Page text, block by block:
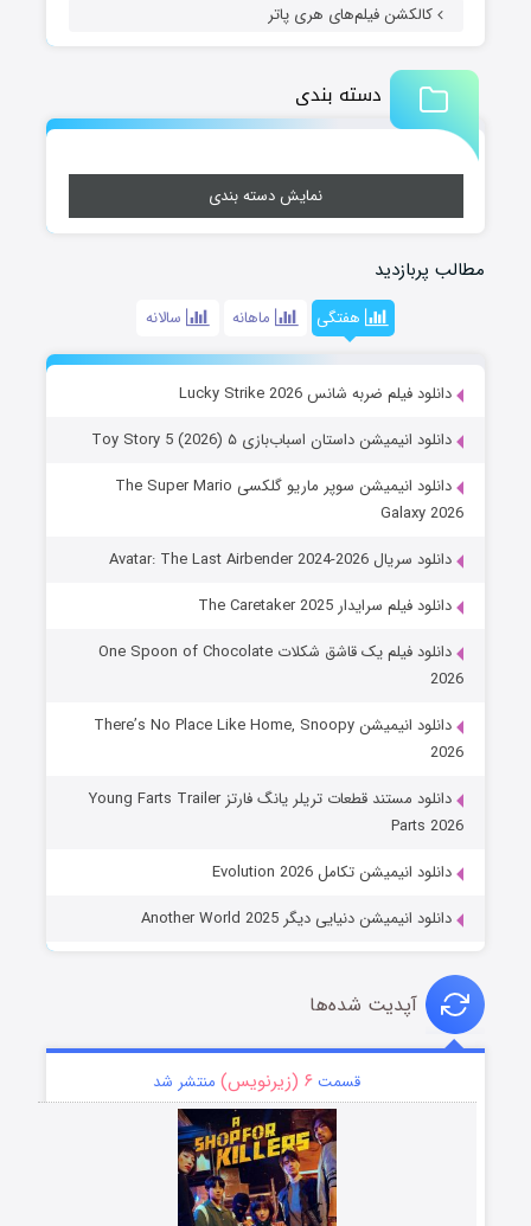
کالکشن فیلم‌های هری پاتر
دسته بندی
نمایش دسته بندی
مطالب پربازدید
هفتگی ماهانه سالانه
دانلود فیلم ضربه شانس Lucky Strike 2026
دانلود انیمیشن داستان اسباب‌بازی ۵ Toy Story 5 (2026)
دانلود انیمیشن سوپر ماریو گلکسی The Super Mario
Galaxy 2026
دانلود سریال Avatar: The Last Airbender 2024-2026
دانلود فیلم سرایدار The Caretaker 2025
دانلود فیلم یک قاشق شکلات One Spoon of Chocolate
2026
دانلود انیمیشن There’s No Place Like Home, Snoopy
2026
دانلود مستند قطعات تریلر یانگ فارتز Young Farts Trailer
Parts 2026
دانلود انیمیشن تکامل Evolution 2026
دانلود انیمیشن دنیایی دیگر Another World 2025
آپدیت شده‌ها
قسمت ۶ (زیرنویس) منتشر شد